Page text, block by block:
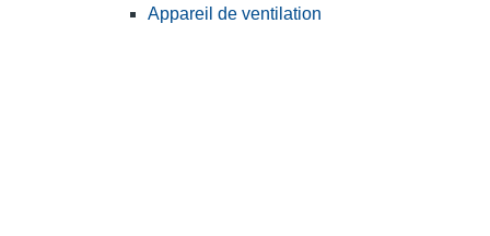
Appareil de ventilation